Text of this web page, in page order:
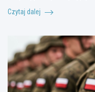
Czytaj dalej